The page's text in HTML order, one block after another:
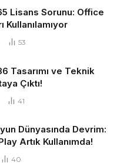
Lisans Sorunu: Office
Kullanılamıyor
53
Tasarımı ve Teknik
Çıktı!
41
Dünyasında Devrim:
Artık Kullanımda!
40